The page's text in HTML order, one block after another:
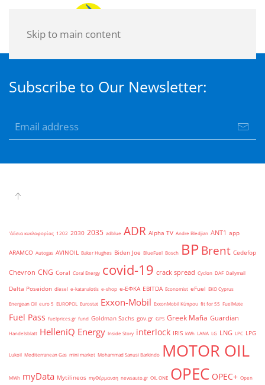
Skip to main content
Subscribe to Our Newsletter:
'άδεια κυκλοφορίας 1202 2030 2035 adblue ADR Alpha TV Andre Bledjian ANT1 app
ARAMCO Autogas AVINOIL Baker Hughes Biden Joe BlueFuel Bosch BPBrent Cedefop
Chevron CNG Coral Coral Energy covid-19 crack spread Cyclon DAF Dailymail
Delta Poseidon diesel e-katanalotis e-shop e-ΕΦΚΑ EBITDA Economist eFuel EKO Cyprus
Energean Oil euro 5 EUROPOL Eurostat Exxon-Mobil ExxonMobil Κύπρου fit for 55 FuelMate
Fuel Pass fuelprices.gr fund Goldman Sachs gov.gr GPS Greek Mafia Guardian
Handelsblatt HelleniQ Energy Inside Story interlock IRIS kWh LANA LG LNG LPC LPG
Lukoil Mediterranean Gas mini market Mohammad Sanusi Barkindo MOTOR OIL
MWh myData Mytilineos myΘέρμανση newsauto.gr OIL ONE OPEC OPEC+ Open